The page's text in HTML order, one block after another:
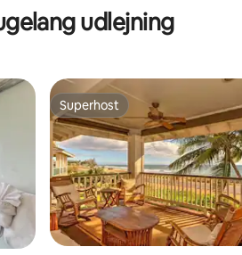
udlejning
Superhost
Superhost